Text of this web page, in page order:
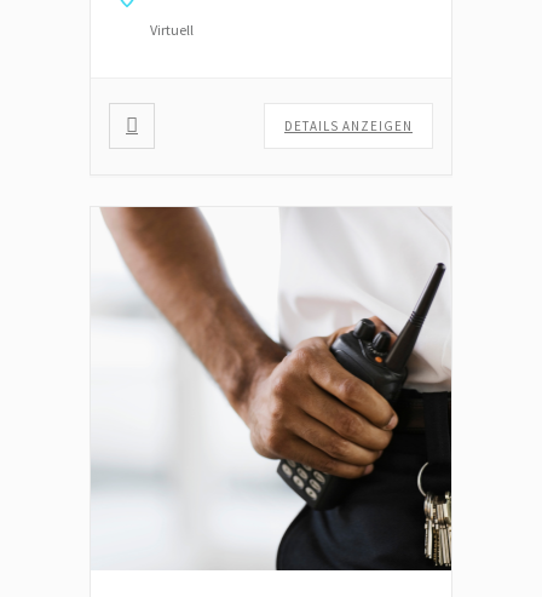
mündlichen Prüfung bei einer IHK.
Staatliche Förderung durch einen
Virtuell
DETAILS ANZEIGEN